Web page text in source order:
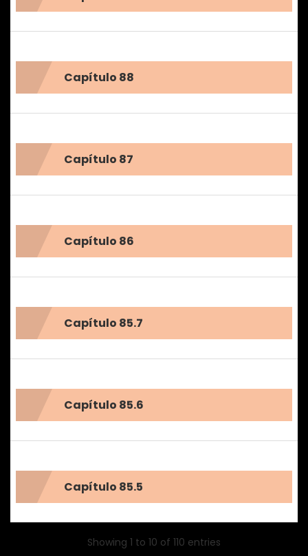
Capítulo 88
Capítulo 87
Capítulo 86
Capítulo 85.7
Capítulo 85.6
Capítulo 85.5
Showing 1 to 10 of 110 entries